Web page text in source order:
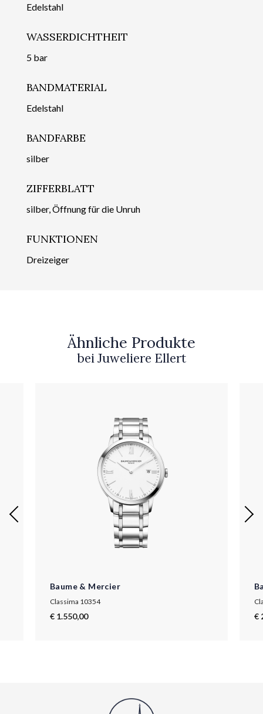
Edelstahl
WASSERDICHTHEIT
5 bar
BANDMATERIAL
Edelstahl
BANDFARBE
silber
ZIFFERBLATT
silber, Öffnung für die Unruh
FUNKTIONEN
Dreizeiger
Ähnliche Produkte
bei Juweliere Ellert
Baume & Mercier
Classima 10354
€ 1.550,00 €